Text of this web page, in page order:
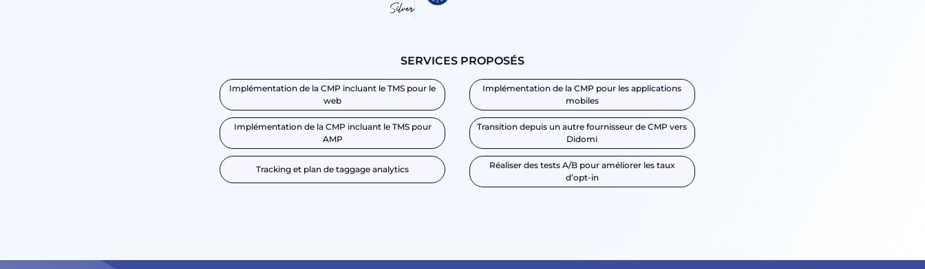
Silver
SERVICES PROPOSÉS
Implémentation de la CMP incluant le TMS pour le
web
Implémentation de la CMP pour les applications
mobiles
Implémentation de la CMP incluant le TMS pour
AMP
Transition depuis un autre fournisseur de CMP vers
Didomi
Tracking et plan de taggage analytics
Réaliser des tests A/B pour améliorer les taux
d’opt-in